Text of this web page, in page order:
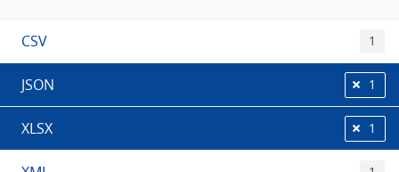
Formatos
CSV 1
JSON 1
XLSX 1